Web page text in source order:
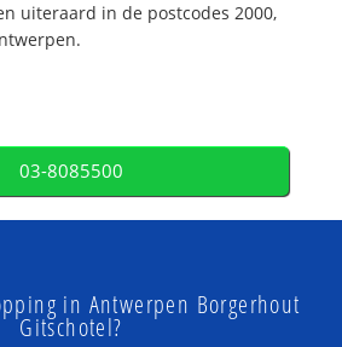
uiteraard in de postcodes 2000,
03-8085500
in Antwerpen Borgerhout
Gitschotel?